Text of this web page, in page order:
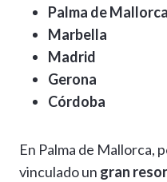
Palma de Mallorca
Marbella
Madrid
Gerona
Córdoba
En Palma de Mallorca,
vinculado un gran